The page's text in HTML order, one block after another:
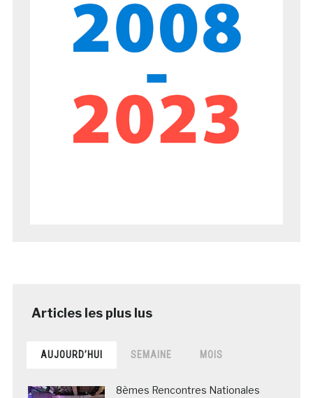
AUJOURD’HUI SEMAINE MOIS
8èmes Rencontres Nationales